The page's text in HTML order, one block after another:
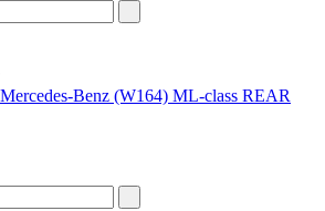
Benz (W164) ML-class REAR